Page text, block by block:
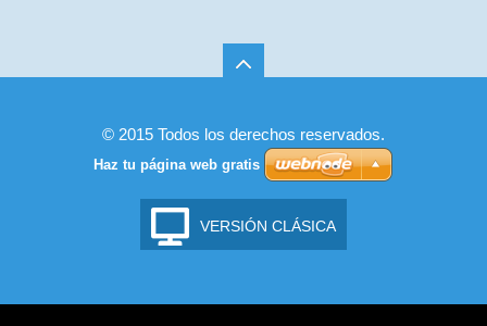
© 2015 Todos los derechos reservados.
Haz tu página web gratis
VERSIÓN CLÁSICA